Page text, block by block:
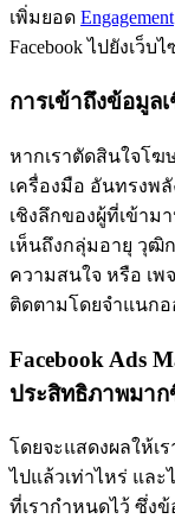
เพิ่มยอด Engagement
Facebook ไปยังเว็
การเข้าถึงข้อมูล
หากเราตัดสินใจโฆ
เครื่องมือ อันทรงพลั
เชิงลึกของผู้ที่เข้าม
เห็นถึงกลุ่มอายุ วุฒิ
ความสนใจ หรือ เ
ติดตามโดยจำแนก
Facebook Ads
ประสิทธิภาพมา
โดยจะแสดงผลให้
ไปแล้วเท่าไหร่ แล
ที่เรากำหนดไว้ ซึ่ง